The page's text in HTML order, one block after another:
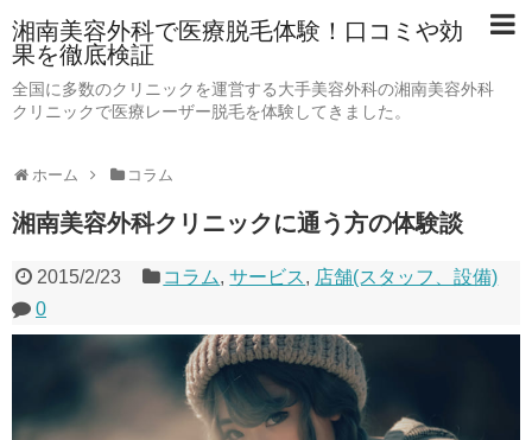
湘南美容外科で医療脱毛体験！口コミや効
果を徹底検証
全国に多数のクリニックを運営する大手美容外科の湘南美容外科
クリニックで医療レーザー脱毛を体験してきました。
ホーム コラム
湘南美容外科クリニックに通う方の体験談
2015/2/23 コラム,サービス, 店舗(スタッフ、設備)
0